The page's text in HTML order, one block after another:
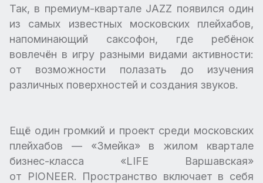
Так, в премиум-квартале JAZZ появился один
из самых известных московских плейхабов,
напоминающий саксофон, где ребёнок
вовлечён в игру разными видами активности:
от возможности полазать до изучения
различных поверхностей и создания звуков.
Ещё один громкий и проект среди московских
плейхабов — «Змейка» в жилом квартале
бизнес-класса «LIFE Варшавская»
от PIONEER. Пространство включает в себя